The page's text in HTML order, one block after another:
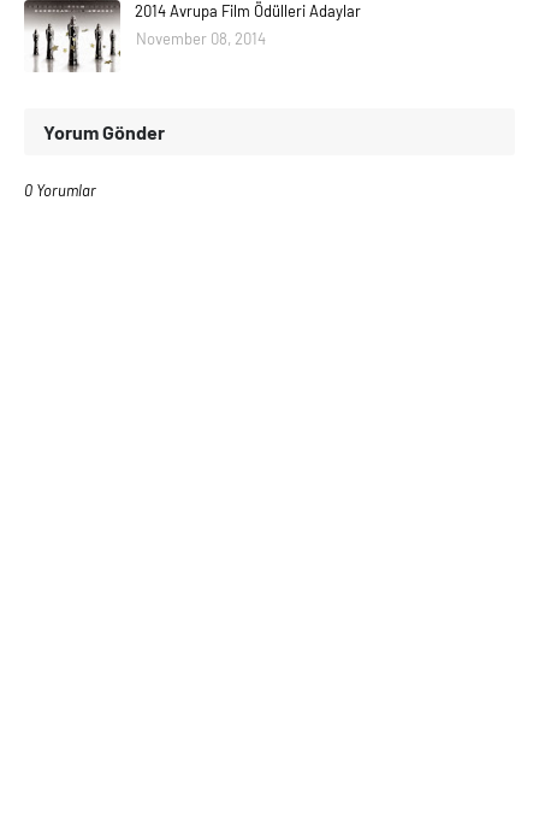
2014 Avrupa Film Ödülleri Adaylar
November 08, 2014
Yorum Gönder
0 Yorumlar